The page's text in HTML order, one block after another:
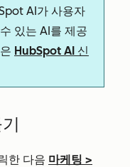
AI가 사용자
있는 AI를 제공
HubSpot AI 신
한 다음 마케팅 >